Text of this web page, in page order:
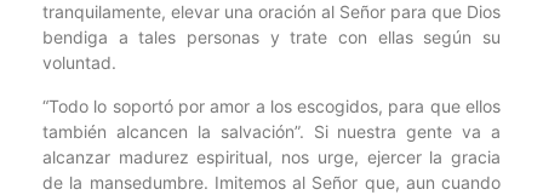
tranquilamente, elevar una oración al Señor para que Dios
bendiga a tales personas y trate con ellas según su
voluntad.
“Todo lo soportó por amor a los escogidos, para que ellos
también alcancen la salvación”. Si nuestra gente va a
alcanzar madurez espiritual, nos urge, ejercer la gracia
de la mansedumbre. Imitemos al Señor que, aun cuando